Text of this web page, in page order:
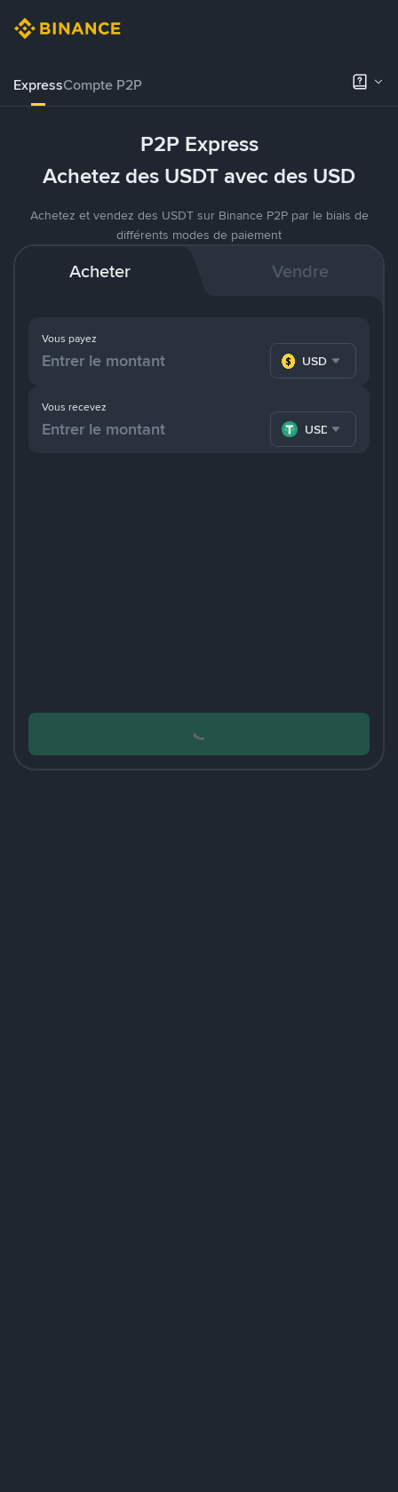
ExpressCompte P2P
P2P Express
Achetez des USDT avec des USD
Achetez et vendez des USDT sur Binance P2P par le biais de
différents modes de paiement
Acheter Vendre
Vous payez
USD
Vous recevez
USDT